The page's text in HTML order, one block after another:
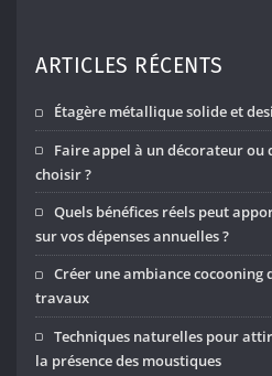
ARTICLES RÉCENTS
Étagère métallique solide et
Faire appel à un décorateur ou
choisir ?
Quels bénéfices réels peut
sur vos dépenses annuelles ?
Créer une ambiance cocooning
travaux
Techniques naturelles pour
la présence des moustiques